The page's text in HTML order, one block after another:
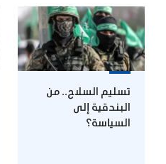
تسليم السلاح.. من
البندقية إلى
السياسة؟